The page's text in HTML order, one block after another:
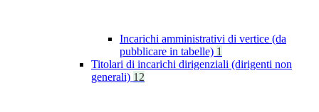
Incarichi amministrativi di vertice (da
pubblicare in tabelle) 1
Titolari di incarichi dirigenziali (dirigenti non
generali) 12